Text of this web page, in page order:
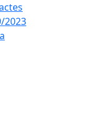
2023